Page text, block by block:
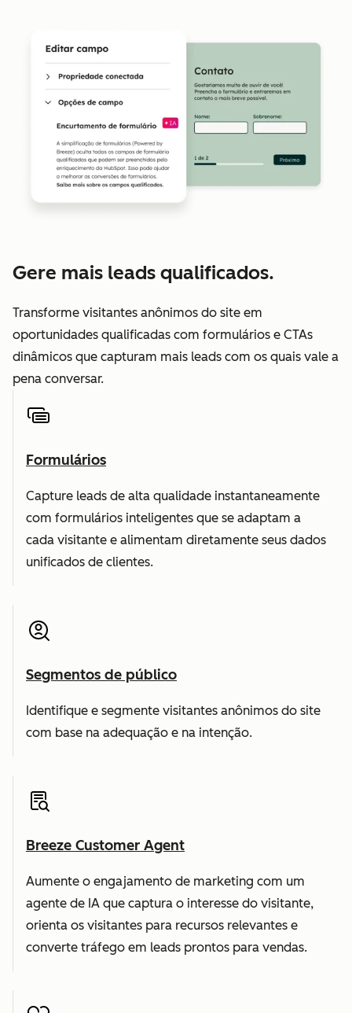
Gere mais leads qualificados.
Transforme visitantes anônimos do site em
oportunidades qualificadas com formulários e CTAs
dinâmicos que capturam mais leads com os quais vale a
pena conversar.
Formulários
Capture leads de alta qualidade instantaneamente
com formulários inteligentes que se adaptam a
cada visitante e alimentam diretamente seus dados
unificados de clientes.
Segmentos de público
Identifique e segmente visitantes anônimos do site
com base na adequação e na intenção.
Breeze Customer Agent
Aumente o engajamento de marketing com um
agente de IA que captura o interesse do visitante,
orienta os visitantes para recursos relevantes e
converte tráfego em leads prontos para vendas.